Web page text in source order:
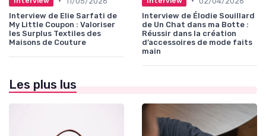
Interview de Elie Sarfati de
My Little Coupon : Valoriser
les Surplus Textiles des
Maisons de Couture
Interview de Élodie Souillard
de Un Chat dans ma Botte :
Réussir dans la création
d’accessoires de mode faits
main
Les plus lus